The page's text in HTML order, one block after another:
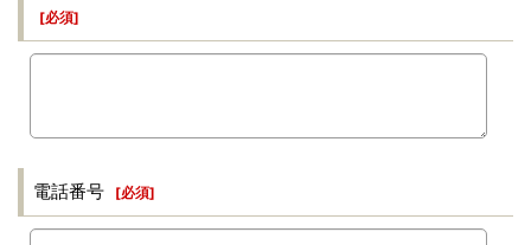
[必須]
電話番号 [必須]